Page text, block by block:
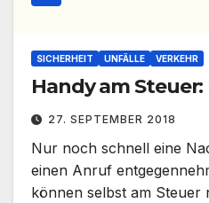
SICHERHEIT UNFÄLLE VERKEHR
Handy am
27. SEPTEMBER 2018
Nur noch schnell eine
einen Anruf
können selbst am